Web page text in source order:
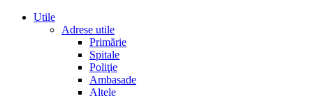
Utile
Adrese utile
Primărie
Spitale
Poliţie
Ambasade
Altele